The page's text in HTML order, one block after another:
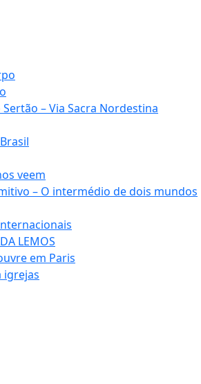
– Via Sacra Nordestina
veem
– O intermédio de dois mundos
LEMOS
em Paris
igrejas